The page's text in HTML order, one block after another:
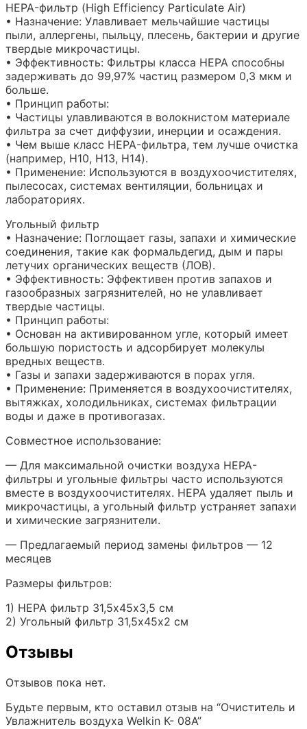
HEPA-фильтр (High Efficiency Particulate Air)
• Назначение: Улавливает мельчайшие частицы
пыли, аллергены, пыльцу, плесень, бактерии и другие
твердые микрочастицы.
• Эффективность: Фильтры класса HEPA способны
задерживать до 99,97% частиц размером 0,3 мкм и
больше.
• Принцип работы:
• Частицы улавливаются в волокнистом материале
фильтра за счет диффузии, инерции и осаждения.
• Чем выше класс HEPA-фильтра, тем лучше очистка
(например, H10, H13, H14).
• Применение: Используются в воздухоочистителях,
пылесосах, системах вентиляции, больницах и
лабораториях.
Угольный фильтр
• Назначение: Поглощает газы, запахи и химические
соединения, такие как формальдегид, дым и пары
летучих органических веществ (ЛОВ).
• Эффективность: Эффективен против запахов и
газообразных загрязнителей, но не улавливает
твердые частицы.
• Принцип работы:
• Основан на активированном угле, который имеет
большую пористость и адсорбирует молекулы
вредных веществ.
• Газы и запахи задерживаются в порах угля.
• Применение: Применяется в воздухоочистителях,
вытяжках, холодильниках, системах фильтрации
воды и даже в противогазах.
Совместное использование:
— Для максимальной очистки воздуха HEPA-
фильтры и угольные фильтры часто используются
вместе в воздухоочистителях. HEPA удаляет пыль и
микрочастицы, а угольный фильтр устраняет запахи
и химические загрязнители.
— Предлагаемый период замены фильтров — 12
месяцев
Размеры фильтров:
1) HEPA фильтр 31,5х45х3,5 см
2) Угольный фильтр 31,5х45х2 см
Отзывы
Отзывов пока нет.
Будьте первым, кто оставил отзыв на “Очиститель и
Увлажнитель воздуха Welkin К- 08A”